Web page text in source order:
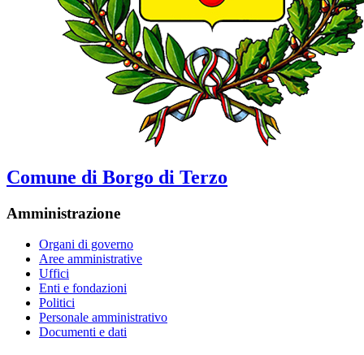
Comune di Borgo di Terzo
Amministrazione
Organi di governo
Aree amministrative
Uffici
Enti e fondazioni
Politici
Personale amministrativo
Documenti e dati